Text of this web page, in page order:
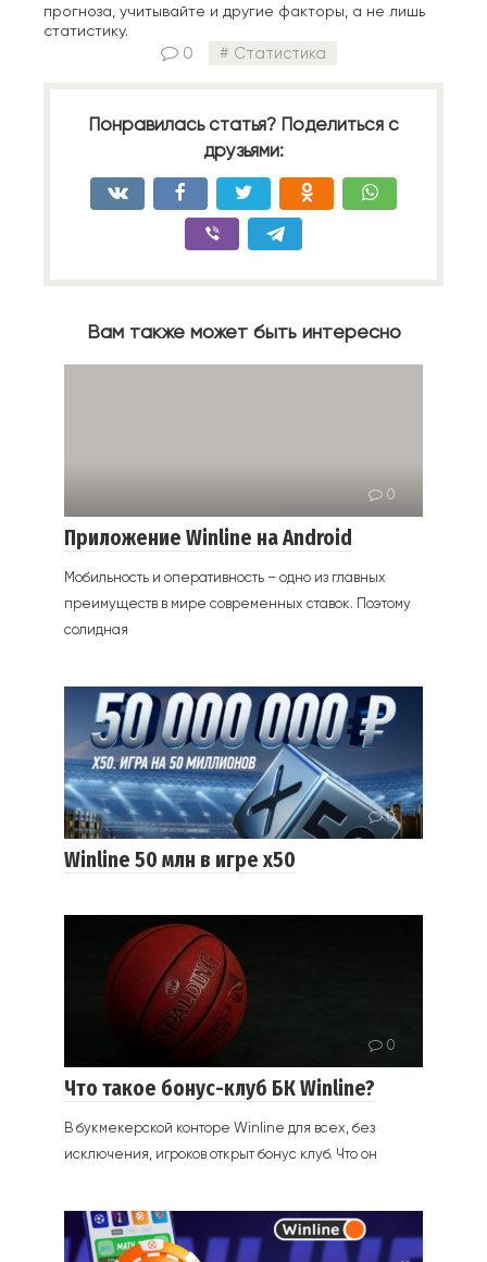
прогноза, учитывайте и другие факторы, а не лишь
статистику.
0 Статистика
Понравилась статья? Поделиться с
друзьями:
Вам также может быть интересно
0
Приложение Winline на Android
Мобильность и оперативность – одно из главных
преимуществ в мире современных ставок. Поэтому
солидная
0
Winline 50 млн в игре х50
0
Что такое бонус-клуб БК Winline?
В букмекерской конторе Winline для всех, без
исключения, игроков открыт бонус клуб. Что он